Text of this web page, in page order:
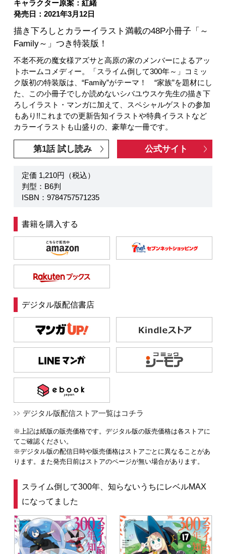
キャラクター原案：紅緒
発売日：2021年3月12日
描き下ろしとカラーイラスト満載の48P小冊子「～
Family～」つき特装版！
不老不死の魔女様アズサと高原の家のメンバーによるアッ
トホームコメディー。「スライム倒して300年～」コミッ
ク版初の特装版は、“Family”がテーマ！ “家族”を題材にし
た、この小冊子でしか読めないシバユウスケ先生の描き下
ろしイラスト・マンガに加えて、スペシャルゲストの参加
もあり!!これまでの更新告知イラストや特典イラストなど
カラーイラストも山盛りの、豪華な一冊です。
第1話 試し読み 公式サイト
定価 1,210円（税込）
判型：B6判
ISBN：9784757571235
書籍を購入する
デジタル版配信書店
デジタル版配信ストア一覧はコチラ
※上記は紙版の販売価格です。デジタル版の販売価格は各ストアに
てご確認ください。
※デジタル版の配信日時や販売価格はストアごとに異なることがあ
ります。また発売日前はストアのページが無い場合があります。
スライム倒して300年、知らないうちにレベルMAX
になってました